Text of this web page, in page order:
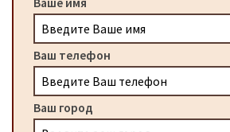
Ваш телефон
Ваш город